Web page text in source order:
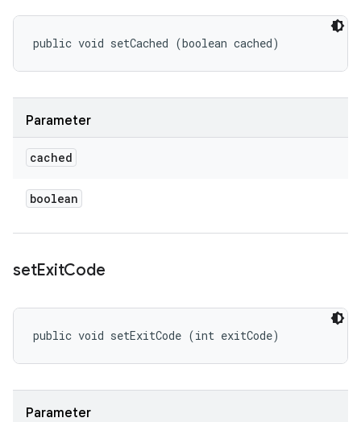
public void setCached (boolean cached)
Parameter
cached
boolean
setExitCode
public void setExitCode (int exitCode)
Parameter